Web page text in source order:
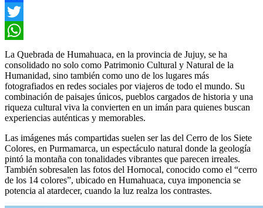
Facebook
Twitter
WhatsApp
La Quebrada de Humahuaca, en la provincia de Jujuy, se ha
consolidado no solo como Patrimonio Cultural y Natural de la
Humanidad, sino también como uno de los lugares más
fotografiados en redes sociales por viajeros de todo el mundo. Su
combinación de paisajes únicos, pueblos cargados de historia y una
riqueza cultural viva la convierten en un imán para quienes buscan
experiencias auténticas y memorables.
Las imágenes más compartidas suelen ser las del Cerro de los Siete
Colores, en Purmamarca, un espectáculo natural donde la geología
pintó la montaña con tonalidades vibrantes que parecen irreales.
También sobresalen las fotos del Hornocal, conocido como el “cerro
de los 14 colores”, ubicado en Humahuaca, cuya imponencia se
potencia al atardecer, cuando la luz realza los contrastes.